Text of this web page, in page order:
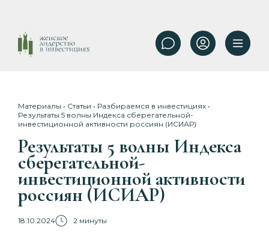
Материалы • Статьи • Разбираемся в инвестициях •
Результаты 5 волны Индекса сберегательной-
инвестиционной активности россиян (ИСИАР)
Результаты 5 волны Индекса
сберегательной-
инвестиционной активности
россиян (ИСИАР)
18.10.2024 2 минуты